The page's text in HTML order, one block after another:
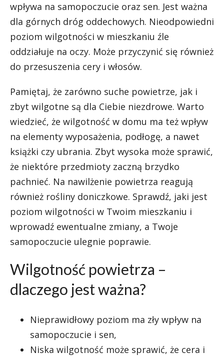
wpływa na samopoczucie oraz sen. Jest ważna
dla górnych dróg oddechowych. Nieodpowiedni
poziom wilgotności w mieszkaniu źle
oddziałuje na oczy. Może przyczynić się również
do przesuszenia cery i włosów.
Pamiętaj, że zarówno suche powietrze, jak i
zbyt wilgotne są dla Ciebie niezdrowe. Warto
wiedzieć, że wilgotność w domu ma też wpływ
na elementy wyposażenia, podłogę, a nawet
książki czy ubrania. Zbyt wysoka może sprawić,
że niektóre przedmioty zaczną brzydko
pachnieć. Na nawilżenie powietrza reagują
również rośliny doniczkowe. Sprawdź, jaki jest
poziom wilgotności w Twoim mieszkaniu i
wprowadź ewentualne zmiany, a Twoje
samopoczucie ulegnie poprawie.
Wilgotność powietrza –
dlaczego jest ważna?
Nieprawidłowy poziom ma zły wpływ na
samopoczucie i sen,
Niska wilgotność może sprawić, że cera i